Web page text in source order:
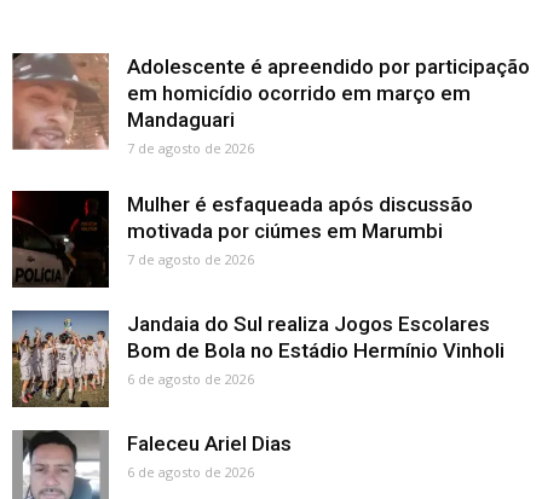
Adolescente é apreendido por participação
em homicídio ocorrido em março em
Mandaguari
7 de agosto de 2026
Mulher é esfaqueada após discussão
motivada por ciúmes em Marumbi
7 de agosto de 2026
Jandaia do Sul realiza Jogos Escolares
Bom de Bola no Estádio Hermínio Vinholi
6 de agosto de 2026
Faleceu Ariel Dias
6 de agosto de 2026